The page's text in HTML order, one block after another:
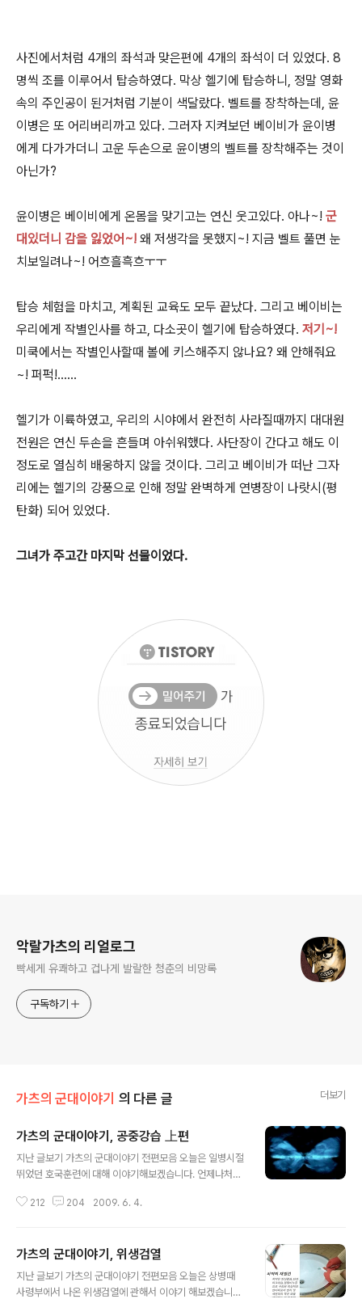
사진에서처럼 4개의 좌석과 맞은편에 4개의 좌석이 더 있었다. 8
명씩 조를 이루어서 탑승하였다. 막상 헬기에 탑승하니, 정말 영화
속의 주인공이 된거처럼 기분이 색달랐다. 벨트를 장착하는데, 윤
이병은 또 어리버리까고 있다. 그러자 지켜보던 베이비가 윤이병
에게 다가가더니 고운 두손으로 윤이병의 벨트를 장착해주는 것이
아닌가?
윤이병은 베이비에게 온몸을 맞기고는 연신 웃고있다. 아나~! 군
대있더니 감을 잃었어~! 왜 저생각을 못했지~! 지금 벨트 풀면 눈
치보일려나~! 어흐흘흑흐ㅜㅜ
탑승 체험을 마치고, 계획된 교육도 모두 끝났다. 그리고 베이비는
우리에게 작별인사를 하고, 다소곳이 헬기에 탑승하였다. 저기~!
미쿡에서는 작별인사할때 볼에 키스해주지 않나요? 왜 안해줘요
~! 퍼퍽!......
헬기가 이륙하였고, 우리의 시야에서 완전히 사라질때까지 대대원
전원은 연신 두손을 흔들며 아쉬워했다. 사단장이 간다고 해도 이
정도로 열심히 배웅하지 않을 것이다. 그리고 베이비가 떠난 그자
리에는 헬기의 강풍으로 인해 정말 완벽하게 연병장이 나랏시(평
탄화) 되어 있었다.
그녀가 주고간 마지막 선물이었다.
악랄가츠의 리얼로그
빡세게 유쾌하고 겁나게 발랄한 청춘의 비망록
구독하기
가츠의 군대이야기 의 다른 글 더보기
가츠의 군대이야기, 공중강습 上편
지난 글보기 가츠의 군대이야기 전편모음 오늘은 일병시절
뛰었던 호국훈련에 대해 이야기해보겠습니다. 언제나처럼
사건을 재구성하여 작성하고 있습니다. 고로 예전 글을 안
바야흐로 05년 11월, 우리 대대는 겨울을 앞두고 열심히
훈련을 뛰고 있었다. 겨울이 되면 혹독한 날씨때문에 되도
록이면 야외훈련을 하지 않는다. 아니 그렇게 알고 있었다.
212 204 2009. 6. 4.
가츠의 군대이야기, 위생검열
지난 글보기 가츠의 군대이야기 전편모음 오늘은 상병때
사령부에서 나온 위생검열에 관해서 이야기 해보겠습니다.